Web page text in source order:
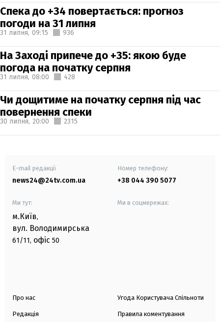
Спека до +34 повертається: прогноз
погоди на 31 липня
31 липня, 09:15 936
На Заході припече до +35: якою буде
погода на початку серпня
31 липня, 08:00 428
Чи дощитиме на початку серпня під час
повернення спеки
30 липня, 20:00 2315
E-mail редакції
news24@24tv.com.ua
Номер телефону:
+38 044 390 5077
Ми тут:
м.Київ,
вул. Володимирська
61/11, офіс 50
Ми в соцмережах:
Про нас
Редакція
Угода Користувача Спільноти
Правила коментування